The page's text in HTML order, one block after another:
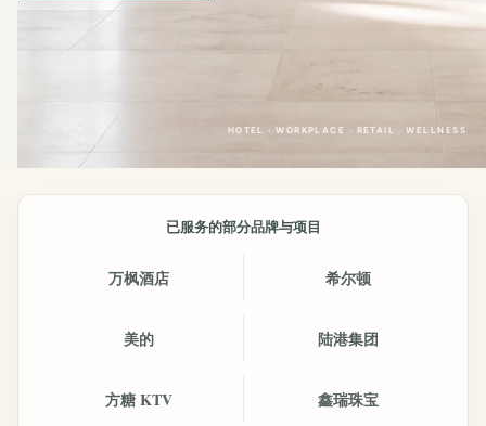
HOTEL · WORKPLACE · RETAIL · WELLNESS
已服务的部分品牌与项目
万枫酒店 希尔顿
美的 陆港集团
方糖 KTV 鑫瑞珠宝